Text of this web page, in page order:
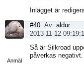
Inlägget är
Anmäl
#40 Av: aldur
2013-11-12
Så är Silkroad
påverkas negativt.